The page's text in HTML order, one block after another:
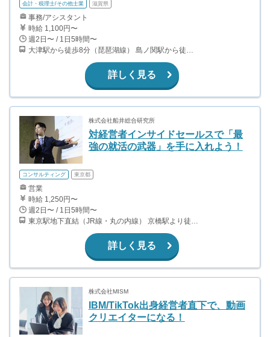
会計・税理士/その他士業 滋賀県
事務/アシスタント
時給 1,100円〜
週2日〜 / 1日5時間〜
大津駅から徒歩8分（琵琶湖線） 島ノ関駅から徒歩4分（京阪石山坂本線）
詳しく見る
株式会社船井総合研究所
対経営者インサイドセールスで「最
強の就活の武器」を手に入れよう！
コンサルティング 東京都
営業
時給 1,250円〜
週2日〜 / 1日5時間〜
東京駅地下直結（JR線・丸の内線） 京橋駅より徒歩3分（銀座線） 日本橋駅より徒歩6分（東西線、銀座線、都営浅草線）
詳しく見る
株式会社MISM
IBM/TikTok出身経営者直下で、動画
クリエイターになる！